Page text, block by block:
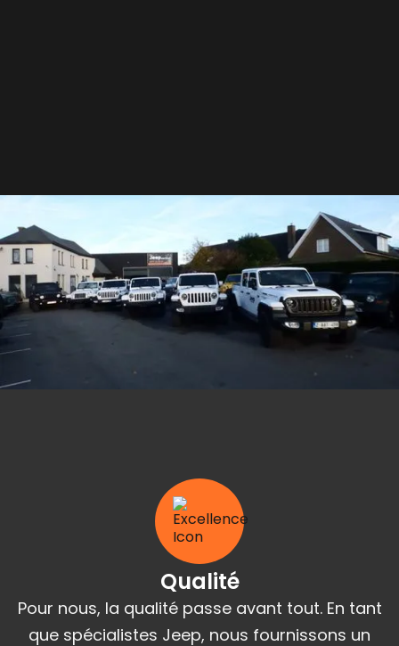
Qualité
Pour nous, la qualité passe avant tout. En tant
que spécialistes Jeep, nous fournissons un